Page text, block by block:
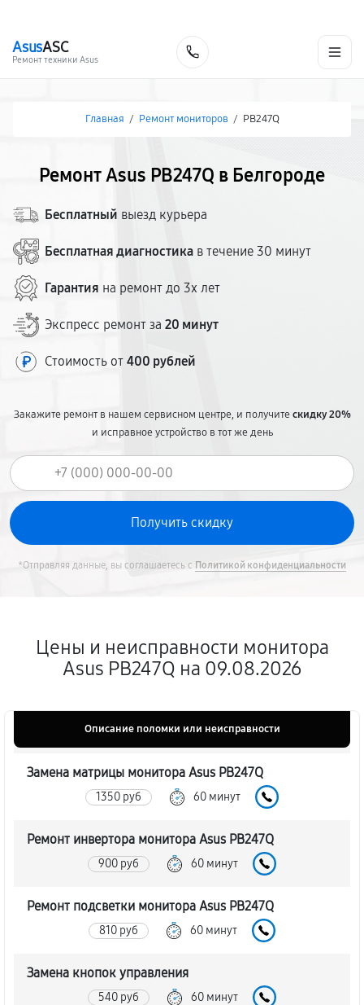
AsusASC
Ремонт техники Asus
Главная / Ремонт мониторов / PB247Q
Ремонт Asus PB247Q в Белгороде
Бесплатный выезд курьера
Бесплатная диагностика в течение 30 минут
Гарантия на ремонт до 3х лет
Экспресс ремонт за 20 минут
Стоимость от 400 рублей
Закажите ремонт в нашем сервисном центре, и получитескидку 20%
и исправное устройство в тот же день
*Отправляя данные, вы соглашаетесь с Политикой конфиденциальности
Цены и неисправности монитора
Asus PB247Q на 09.08.2026
Описание поломки или неисправности
Замена матрицы монитора Asus PB247Q
1350 руб 60 минут
Ремонт инвертора монитора Asus PB247Q
900 руб 60 минут
Ремонт подсветки монитора Asus PB247Q
810 руб 60 минут
Замена кнопок управления
540 руб 60 минут